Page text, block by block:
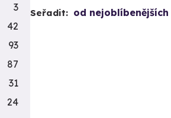
Seřadit: od nejoblíbenějších
3
42
93
87
31
24